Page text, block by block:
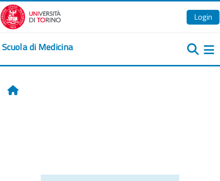
Vai al contenuto principale
Login
Scuola di Medicina
Home